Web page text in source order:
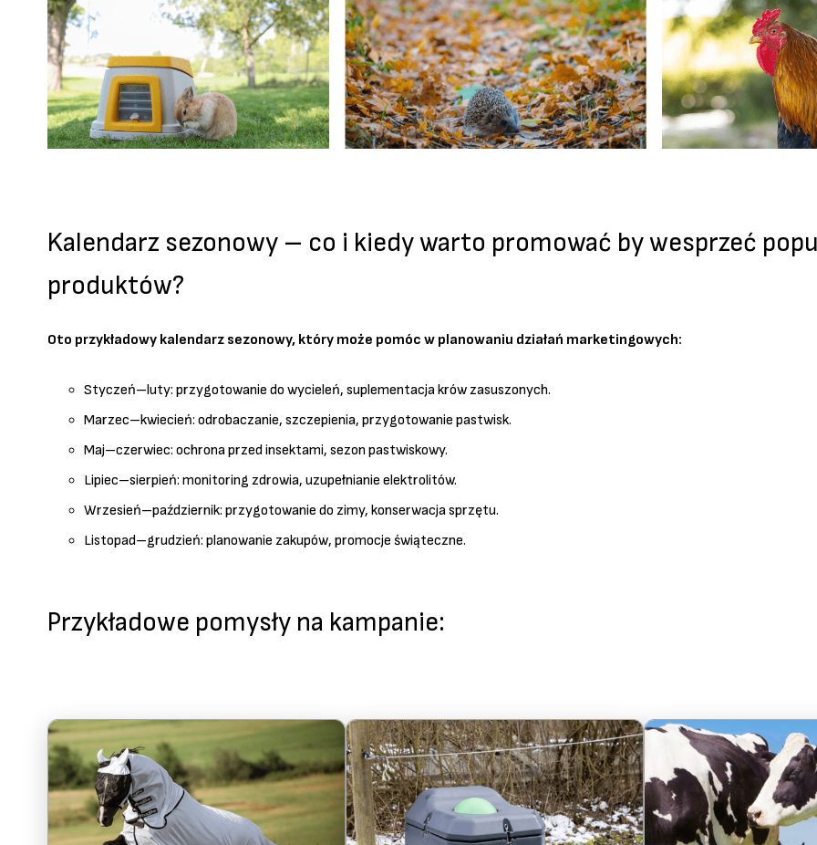
Kalendarz sezonowy – co i kiedy warto promować by wesprzeć
produktów?
Oto przykładowy kalendarz sezonowy, który może pomóc w planowaniu działań marketingowych:
Styczeń–luty: przygotowanie do wycieleń, suplementacja krów zasuszonych.
Marzec–kwiecień: odrobaczanie, szczepienia, przygotowanie pastwisk.
Maj–czerwiec: ochrona przed insektami, sezon pastwiskowy.
Lipiec–sierpień: monitoring zdrowia, uzupełnianie elektrolitów.
Wrzesień–październik: przygotowanie do zimy, konserwacja sprzętu.
Listopad–grudzień: planowanie zakupów, promocje świąteczne.
Przykładowe pomysły na kampanie: